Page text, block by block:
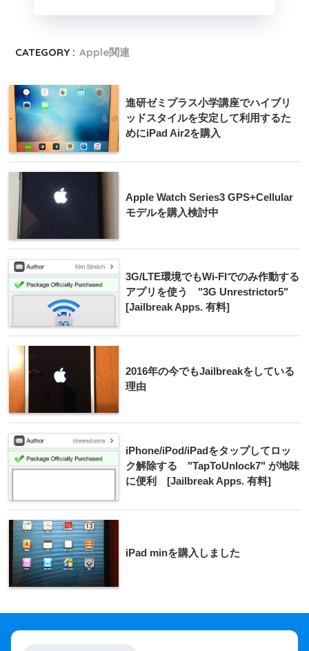
CATEGORY : Apple関連
進研ゼミプラス小学講座でハイブリ
ッドスタイルを安定して利用するた
めにiPad Air2を購入
Apple Watch Series3 GPS+Cellular
モデルを購入検討中
3G/LTE環境でもWi-FIでのみ作動する
アプリを使う "3G Unrestrictor5"
[Jailbreak Apps. 有料]
2016年の今でもJailbreakをしている
理由
iPhone/iPod/iPadをタップしてロッ
ク解除する "TapToUnlock7" が地味
に便利 [Jailbreak Apps. 有料]
iPad minを購入しました